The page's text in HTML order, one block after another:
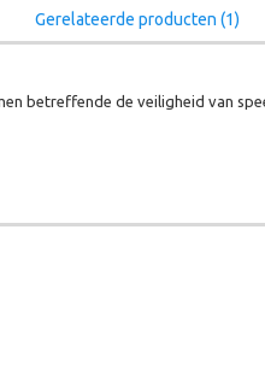
Gerelateerde producten (1)
betreffende de veiligheid van